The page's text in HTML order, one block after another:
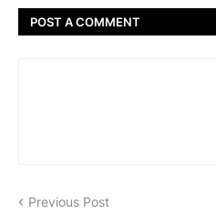
POST A COMMENT
Previous Post